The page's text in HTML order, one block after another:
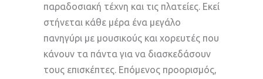
παραδοσιακή τέχνη και τις πλατείες. Εκεί
στήνεται κάθε μέρα ένα μεγάλο
πανηγύρι με μουσικούς και χορευτές που
κάνουν τα πάντα για να διασκεδάσουν
τους επισκέπτες. Επόμενος προορισμός,